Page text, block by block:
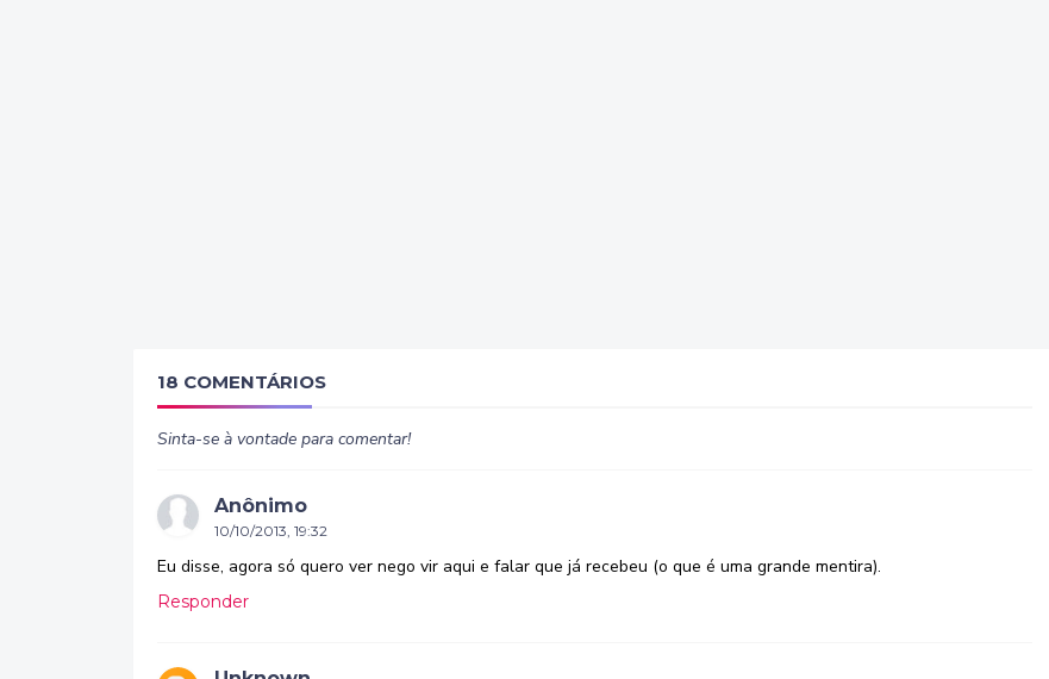
18 COMENTÁRIOS
Sinta-se à vontade para comentar!
Anônimo
10/10/2013, 19:32
Eu disse, agora só quero ver nego vir aqui e falar que já recebeu (o que é uma grande mentira).
Responder